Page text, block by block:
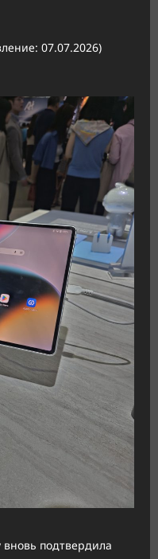
07.07.2026)
вновь подтвердила